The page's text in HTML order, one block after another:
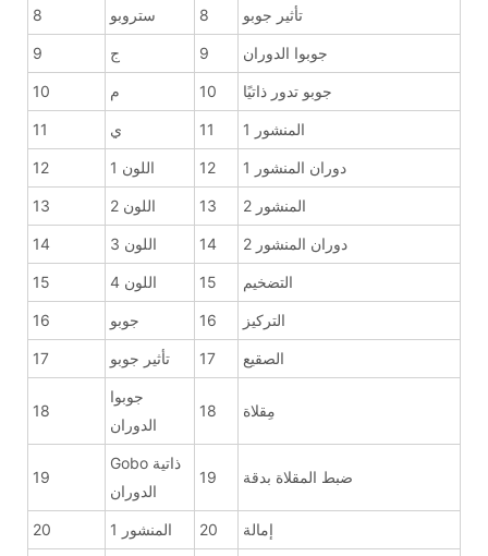
8 ستروبو 8 تأثير جوبو
9 ج 9 جوبوا الدوران
10 م 10 جوبو تدور ذاتيًا
11 ي 11 المنشور 1
12 اللون 1 12 دوران المنشور 1
13 اللون 2 13 المنشور 2
14 اللون 3 14 دوران المنشور 2
15 اللون 4 15 التضخيم
16 جوبو 16 التركيز
17 تأثير جوبو 17 الصقيع
18
جوبوا
الدوران
18 مِقلاة
19
Gobo ذاتية
الدوران
19 ضبط المقلاة بدقة
20 المنشور 1 20 إمالة